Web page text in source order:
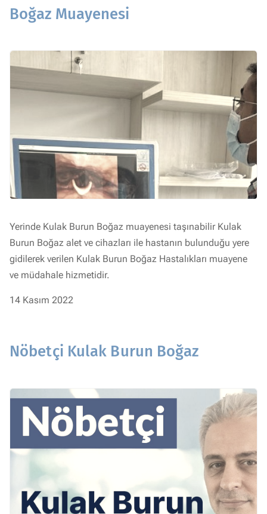
Boğaz Muayenesi
Yerinde Kulak Burun Boğaz muayenesi taşınabilir Kulak
Burun Boğaz alet ve cihazları ile hastanın bulunduğu yere
gidilerek verilen Kulak Burun Boğaz Hastalıkları muayene
ve müdahale hizmetidir.
14 Kasım 2022
Nöbetçi Kulak Burun Boğaz